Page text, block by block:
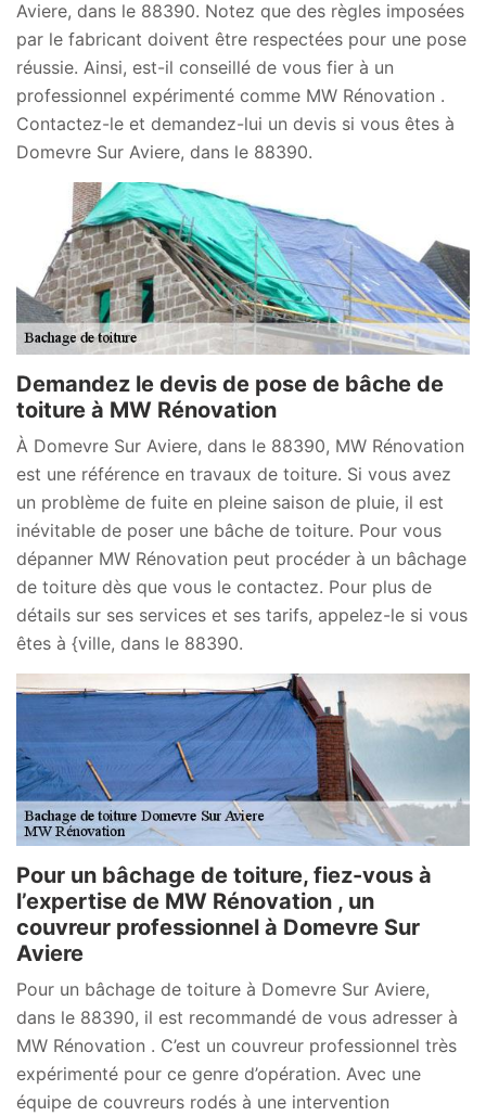
Aviere, dans le 88390. Notez que des règles imposées
par le fabricant doivent être respectées pour une pose
réussie. Ainsi, est-il conseillé de vous fier à un
professionnel expérimenté comme MW Rénovation .
Contactez-le et demandez-lui un devis si vous êtes à
Domevre Sur Aviere, dans le 88390.
Demandez le devis de pose de bâche de
toiture à MW Rénovation
À Domevre Sur Aviere, dans le 88390, MW Rénovation
est une référence en travaux de toiture. Si vous avez
un problème de fuite en pleine saison de pluie, il est
inévitable de poser une bâche de toiture. Pour vous
dépanner MW Rénovation peut procéder à un bâchage
de toiture dès que vous le contactez. Pour plus de
détails sur ses services et ses tarifs, appelez-le si vous
êtes à {ville, dans le 88390.
Pour un bâchage de toiture, fiez-vous à
l’expertise de MW Rénovation , un
couvreur professionnel à Domevre Sur
Aviere
Pour un bâchage de toiture à Domevre Sur Aviere,
dans le 88390, il est recommandé de vous adresser à
MW Rénovation . C’est un couvreur professionnel très
expérimenté pour ce genre d’opération. Avec une
équipe de couvreurs rodés à une intervention